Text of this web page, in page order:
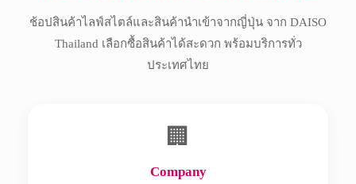
ช้อปสินค้าไลฟ์สไตล์และสินค้านำเข้าจากญี่ปุ่น จาก DAISO
Thailand เลือกซื้อสินค้าได้สะดวก พร้อมบริการทั่ว
ประเทศไทย
🏢
Company